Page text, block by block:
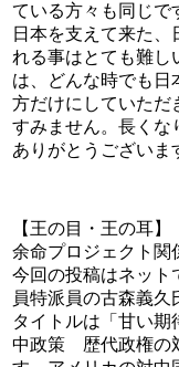
ている方々も同じで
日本を支えて来た、
れる事はとても難
は、どんな時でも日
方だけにしていただ
すみません。長くな
ありがとうございま
【王の目・王の耳】
余命プロジェクト関
今回の投稿はネット
員特派員の古森義久
タイトルは「甘い
中政策 歴代政権の